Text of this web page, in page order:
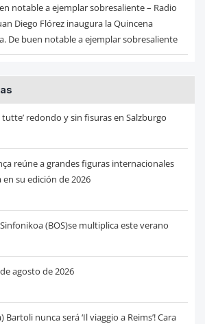
notable a ejemplar sobresaliente – Radio
Diego Flórez inaugura la Quincena
De buen notable a ejemplar sobresaliente
tutte’ redondo y sin fisuras en Salzburgo
reúne a grandes figuras internacionales
en su edición de 2026
(BOS)se multiplica este verano
agosto de 2026
Bartoli nunca será ‘Il viaggio a Reims’! Cara